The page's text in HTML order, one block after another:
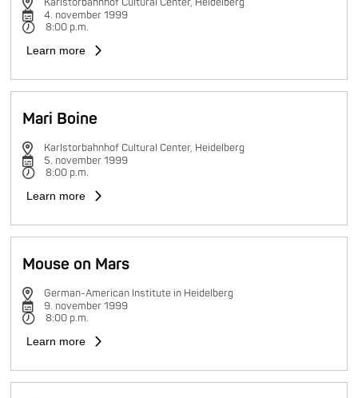
4. november 1999
8:00 p.m.
Learn more
Mari Boine
Karlstorbahnhof Cultural Center, Heidelberg
5. november 1999
8:00 p.m.
Learn more
Mouse on Mars
German-American Institute in Heidelberg
9. november 1999
8:00 p.m.
Learn more